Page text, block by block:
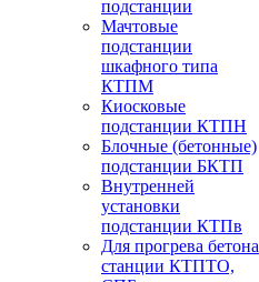
подстанции
Мачтовые
подстанции
шкафного типа
КТПМ
Киосковые
подстанции КТПН
Блочные (бетонные)
подстанции БКТП
Внутренней
установки
подстанции КТПв
Для прогрева бетона
станции КТПТО,